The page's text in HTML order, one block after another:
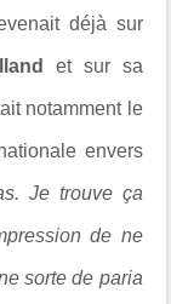
déjà sur
et sur sa
notamment le
envers
Je trouve ça
de ne
sorte de paria